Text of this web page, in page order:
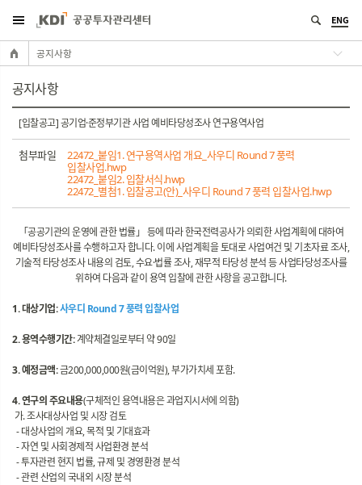
ENG
공지사항
공지사항
[입찰공고] 공기업·준정부기관 사업 예비타당성조사 연구용역사업
첨부파일
22472_붙임1. 연구용역사업 개요_사우디 Round 7 풍력
입찰사업.hwp
22472_붙임2. 입찰서식.hwp
22472_별첨1. 입찰공고(안)_사우디 Round 7 풍력 입찰사업.hwp
「공공기관의 운영에 관한 법률」 등에 따라 한국전력공사가 의뢰한 사업계획에 대하여
예비타당성조사를 수행하고자 합니다. 이에 사업계획을 토대로 사업여건 및 기초자료 조사,
기술적 타당성조사 내용의 검토, 수요·법률 조사, 재무적 타당성 분석 등 사업타당성조사를
위하여 다음과 같이 용역 입찰에 관한 사항을 공고합니다.
1. 대상기업:사우디 Round 7 풍력 입찰사업
2. 용역수행기간:계약체결일로부터 약 90일
3. 예정금액:금200,000,000원(금이억원), 부가가치세 포함.
4. 연구의 주요내용(구체적인 용역내용은 과업지시서에 의함)
가. 조사대상사업 및 시장 검토
- 대상사업의 개요, 목적 및 기대효과
- 자연 및 사회경제적 사업환경 분석
- 투자관련 현지 법률, 규제 및 경영환경 분석
- 관련 산업의 국내외 시장 분석